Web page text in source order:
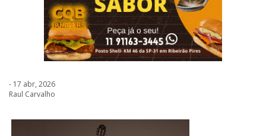
- 17 abr, 2026
Raul Carvalho